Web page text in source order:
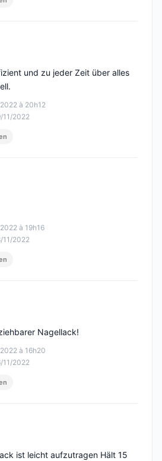
à 20h12
11/2022
und zu jeder Zeit über alles
à 19h16
11/2022
à 16h20
11/2022
Nagellack!
5
ist leicht aufzutragen Hält 15